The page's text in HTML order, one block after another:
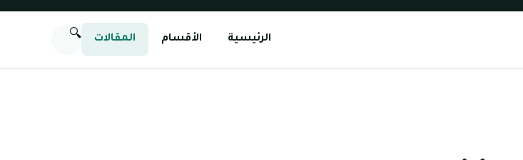
الرئيسية الأقسام المقالات 🔍